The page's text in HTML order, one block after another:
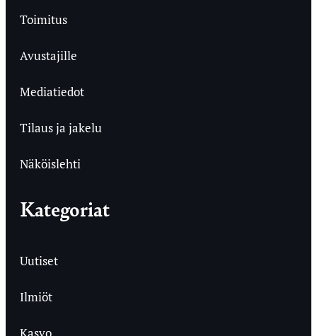
Toimitus
Avustajille
Mediatiedot
Tilaus ja jakelu
Näköislehti
Kategoriat
Uutiset
Ilmiöt
Kasvo